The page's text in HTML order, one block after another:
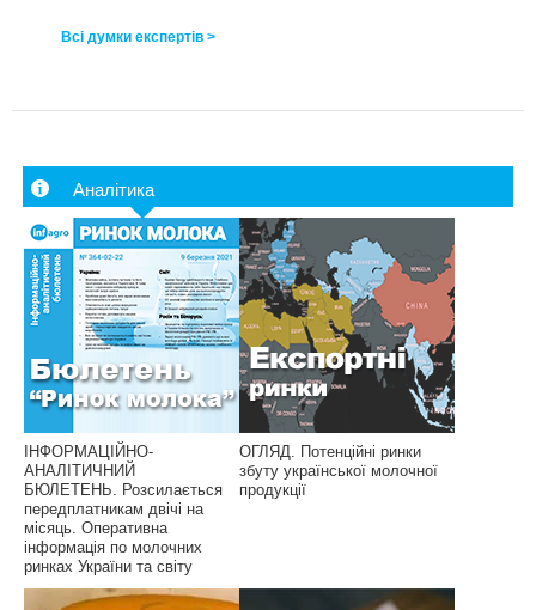
Всі думки експертів >
Аналітика
ІНФОРМАЦІЙНО-
АНАЛІТИЧНИЙ
БЮЛЕТЕНЬ. Розсилається
передплатникам двічі на
місяць. Оперативна
інформація по молочних
ринках України та світу
ОГЛЯД. Потенційні ринки
збуту української молочної
продукції